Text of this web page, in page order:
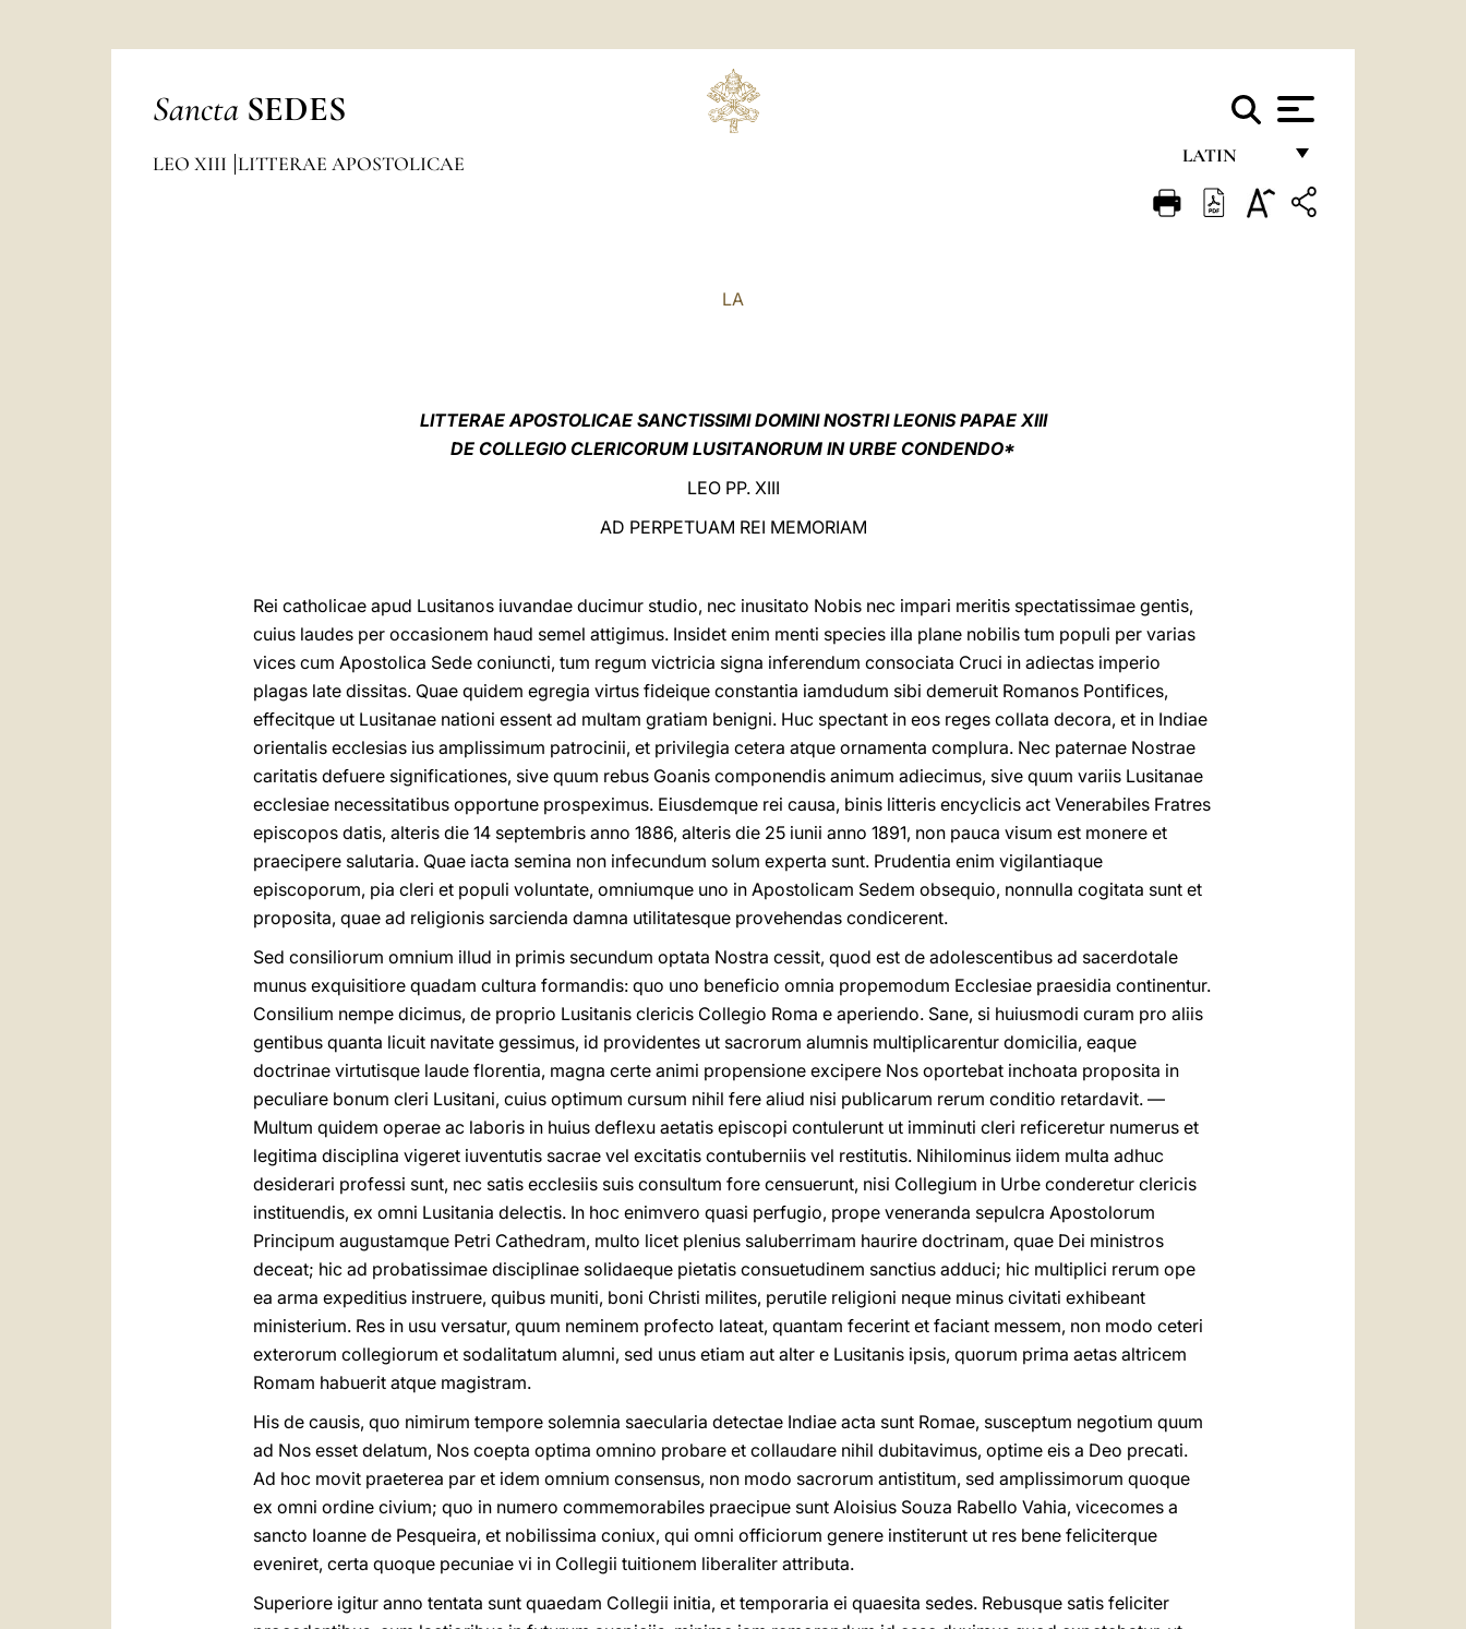
Sancta SEDES
LATIN
FRANÇAIS
LEO XIII LITTERAE APOSTOLICAE
LA
LITTERAE APOSTOLICAE SANCTISSIMI DOMINI NOSTRI LEONIS PAPAE XIII
DE COLLEGIO CLERICORUM LUSITANORUM IN URBE CONDENDO*
LEO PP. XIII
AD PERPETUAM REI MEMORIAM
Rei catholicae apud Lusitanos iuvandae ducimur studio, nec inusitato Nobis nec impari meritis spectatissimae gentis,
cuius laudes per occasionem haud semel attigimus. Insidet enim menti species illa plane nobilis tum populi per varias
vices cum Apostolica Sede coniuncti, tum regum victricia signa inferendum consociata Cruci in adiectas imperio
plagas late dissitas. Quae quidem egregia virtus fideique constantia iamdudum sibi demeruit Romanos Pontifices,
effecitque ut Lusitanae nationi essent ad multam gratiam benigni. Huc spectant in eos reges collata decora, et in Indiae
orientalis ecclesias ius amplissimum patrocinii, et privilegia cetera atque ornamenta complura. Nec paternae Nostrae
caritatis defuere significationes, sive quum rebus Goanis componendis animum adiecimus, sive quum variis Lusitanae
ecclesiae necessitatibus opportune prospeximus. Eiusdemque rei causa, binis litteris encyclicis act Venerabiles Fratres
episcopos datis, alteris die 14 septembris anno 1886, alteris die 25 iunii anno 1891, non pauca visum est monere et
praecipere salutaria. Quae iacta semina non infecundum solum experta sunt. Prudentia enim vigilantiaque
episcoporum, pia cleri et populi voluntate, omniumque uno in Apostolicam Sedem obsequio, nonnulla cogitata sunt et
proposita, quae ad religionis sarcienda damna utilitatesque provehendas condicerent.
Sed consiliorum omnium illud in primis secundum optata Nostra cessit, quod est de adolescentibus ad sacerdotale
munus exquisitiore quadam cultura formandis: quo uno beneficio omnia propemodum Ecclesiae praesidia continentur.
Consilium nempe dicimus, de proprio Lusitanis clericis Collegio Roma e aperiendo. Sane, si huiusmodi curam pro aliis
gentibus quanta licuit navitate gessimus, id providentes ut sacrorum alumnis multiplicarentur domicilia, eaque
doctrinae virtutisque laude florentia, magna certe animi propensione excipere Nos oportebat inchoata proposita in
peculiare bonum cleri Lusitani, cuius optimum cursum nihil fere aliud nisi publicarum rerum conditio retardavit. —
Multum quidem operae ac laboris in huius deflexu aetatis episcopi contulerunt ut imminuti cleri reficeretur numerus et
legitima disciplina vigeret iuventutis sacrae vel excitatis contuberniis vel restitutis. Nihilominus iidem multa adhuc
desiderari professi sunt, nec satis ecclesiis suis consultum fore censuerunt, nisi Collegium in Urbe conderetur clericis
instituendis, ex omni Lusitania delectis. In hoc enimvero quasi perfugio, prope veneranda sepulcra Apostolorum
Principum augustamque Petri Cathedram, multo licet plenius saluberrimam haurire doctrinam, quae Dei ministros
deceat; hic ad probatissimae disciplinae solidaeque pietatis consuetudinem sanctius adduci; hic multiplici rerum ope
ea arma expeditius instruere, quibus muniti, boni Christi milites, perutile religioni neque minus civitati exhibeant
ministerium. Res in usu versatur, quum neminem profecto lateat, quantam fecerint et faciant messem, non modo ceteri
exterorum collegiorum et sodalitatum alumni, sed unus etiam aut alter e Lusitanis ipsis, quorum prima aetas altricem
Romam habuerit atque magistram.
His de causis, quo nimirum tempore solemnia saecularia detectae Indiae acta sunt Romae, susceptum negotium quum
ad Nos esset delatum, Nos coepta optima omnino probare et collaudare nihil dubitavimus, optime eis a Deo precati.
Ad hoc movit praeterea par et idem omnium consensus, non modo sacrorum antistitum, sed amplissimorum quoque
ex omni ordine civium; quo in numero commemorabiles praecipue sunt Aloisius Souza Rabello Vahia, vicecomes a
sancto Ioanne de Pesqueira, et nobilissima coniux, qui omni officiorum genere institerunt ut res bene feliciterque
eveniret, certa quoque pecuniae vi in Collegii tuitionem liberaliter attributa.
Superiore igitur anno tentata sunt quaedam Collegii initia, et temporaria ei quaesita sedes. Rebusque satis feliciter